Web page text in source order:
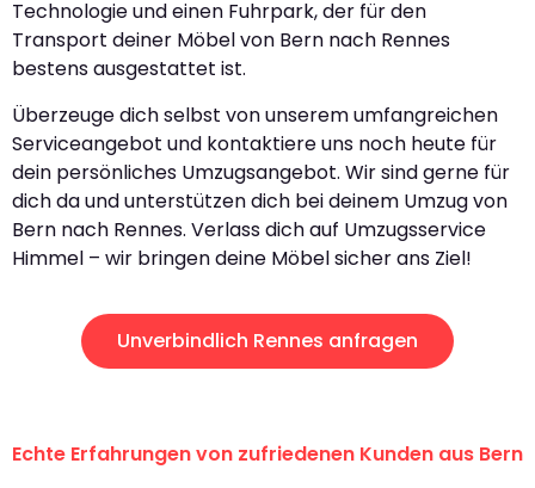
Technologie und einen Fuhrpark, der für den
Transport deiner Möbel von Bern nach Rennes
bestens ausgestattet ist.
Überzeuge dich selbst von unserem umfangreichen
Serviceangebot und kontaktiere uns noch heute für
dein persönliches Umzugsangebot. Wir sind gerne für
dich da und unterstützen dich bei deinem Umzug von
Bern nach Rennes. Verlass dich auf Umzugsservice
Himmel – wir bringen deine Möbel sicher ans Ziel!
Unverbindlich Rennes anfragen
Echte Erfahrungen von zufriedenen Kunden aus Bern